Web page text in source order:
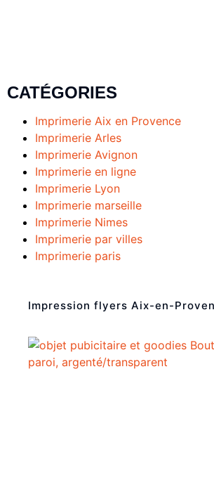
CATÉGORIES
Imprimerie Aix en Provence
Imprimerie Arles
Imprimerie Avignon
Imprimerie en ligne
Imprimerie Lyon
Imprimerie marseille
Imprimerie Nimes
Imprimerie par villes
Imprimerie paris
Impression flyers Aix-en-